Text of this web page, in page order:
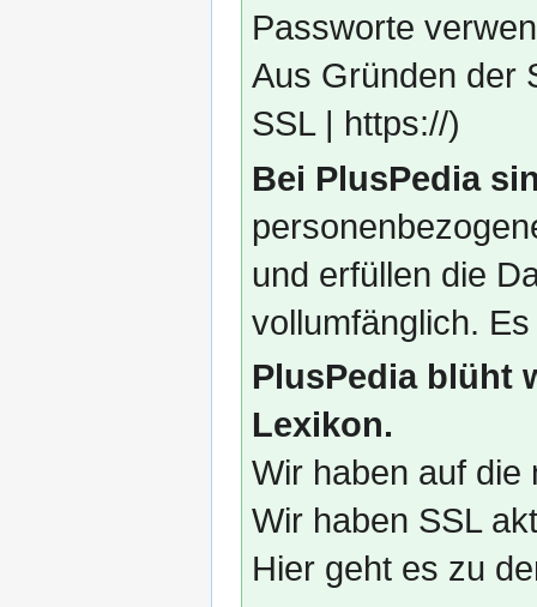
Passworte
Aus Gründen der
SSL | https://)
Bei PlusPedia
und erfüllen die
vollumfänglich.
PlusPedia blüht
Lexikon.
Wir haben auf die
Wir haben SSL
Hier geht es zu